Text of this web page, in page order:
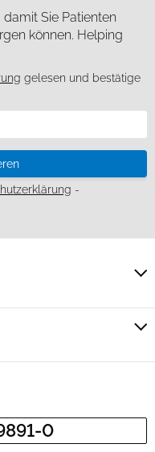
Sie Patienten
können. Helping
gelesen und bestätige
-
0